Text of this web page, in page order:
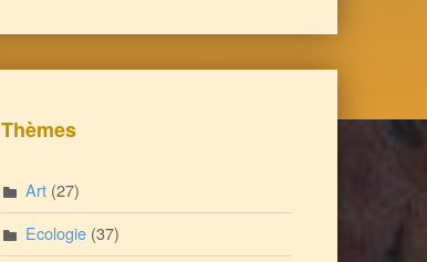
Thèmes
Art(27)
Ecologie(37)